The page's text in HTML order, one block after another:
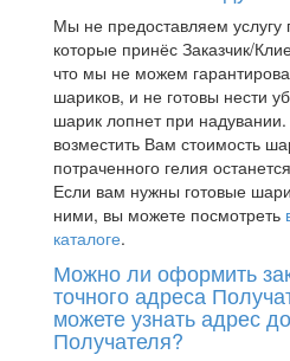
Мы не предоставляем
которые принёс Заказчик/
что мы не можем
шариков, и не готовы нести
шарик лопнет при
возместить Вам стоимость
потраченного гелия
Если вам нужны готовые
ними, вы можете посмотреть
каталоге.
Можно ли оформить
точного адреса
можете узнать адрес
Получателя?